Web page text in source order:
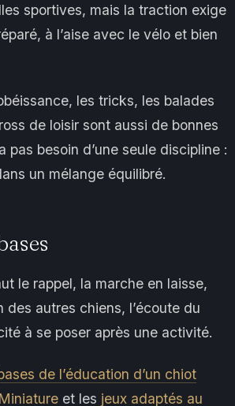
sportives, mais la traction exige
à l’aise avec le vélo et bien
les tricks, les balades
de loisir sont aussi de bonnes
pas besoin d’une seule discipline :
un mélange équilibré.
le rappel, la marche en laisse,
des autres chiens, l’écoute du
à se poser après une activité.
de l’éducation d’un chiot
et les jeux adaptés au